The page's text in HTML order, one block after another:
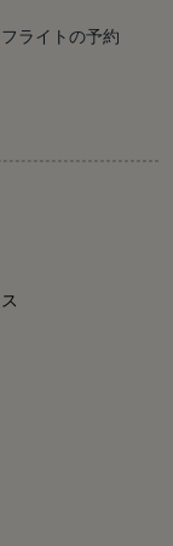
ライトの予約